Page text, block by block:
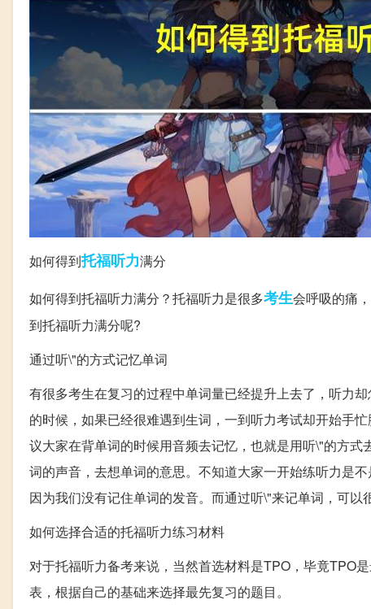
如何得到托福听力满分
如何得到托福听力满分？托福听力是很多考生会呼吸的痛
到托福听力满分呢?
通过听\"的方式记忆单词
有很多考生在复习的过程中单词量已经提升上去了，听力
的时候，如果已经很难遇到生词，一到听力考试却开始手
议大家在背单词的时候用音频去记忆，也就是用听\"的方
词的声音，去想单词的意思。不知道大家一开始练听力是
因为我们没有记住单词的发音。而通过听\"来记单词，可以
如何选择合适的托福听力练习材料
对于托福听力备考来说，当然首选材料是TPO，毕竟TPO
表，根据自己的基础来选择最先复习的题目。